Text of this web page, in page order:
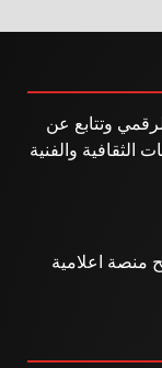
وتتابع عن
الثقافية والفنية
منصة اعلامية